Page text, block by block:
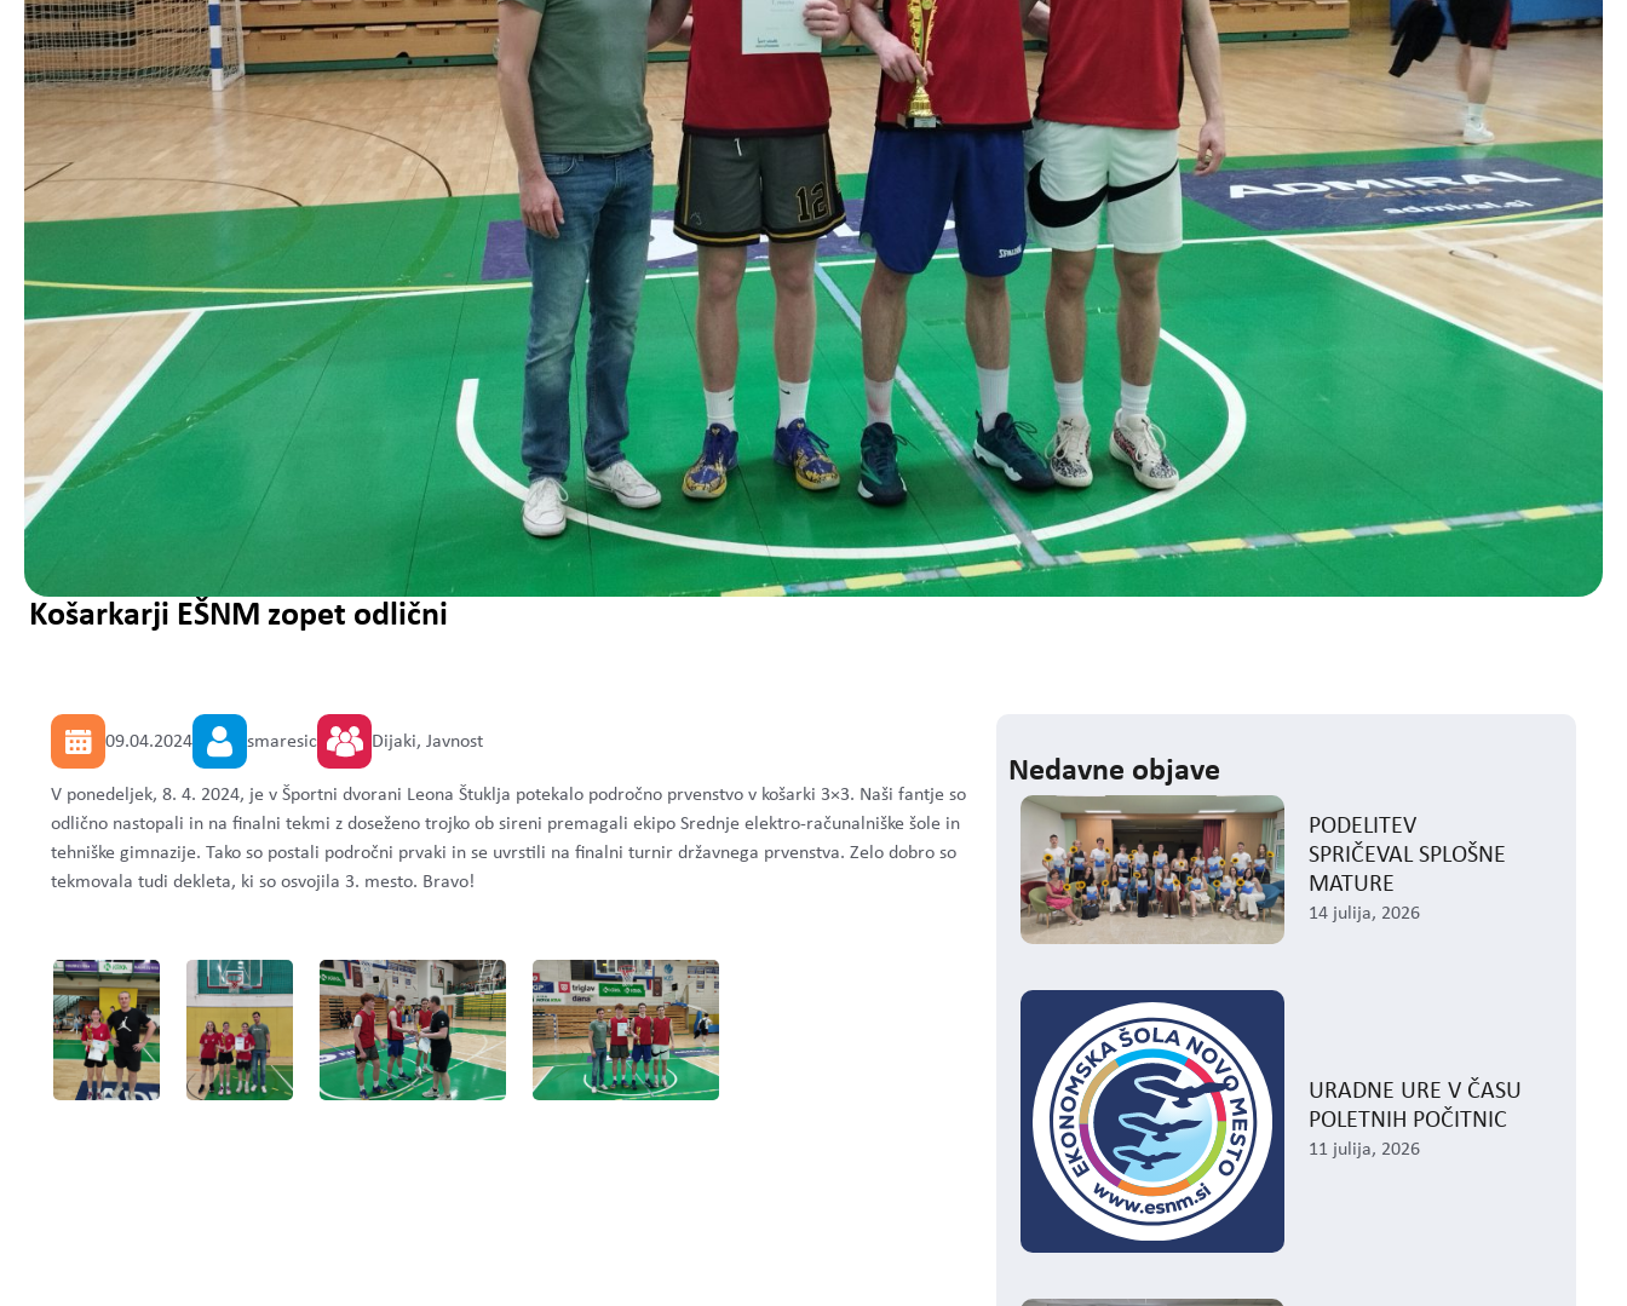
Košarkarji EŠNM zopet odlični
09.04.2024 smaresic Dijaki, Javnost
V ponedeljek, 8. 4. 2024, je v Športni dvorani Leona Štuklja potekalo področno prvenstvo v košarki 3×3. Naši fantje so
odlično nastopali in na finalni tekmi z doseženo trojko ob sireni premagali ekipo Srednje elektro-računalniške šole in
tehniške gimnazije. Tako so postali področni prvaki in se uvrstili na finalni turnir državnega prvenstva. Zelo dobro so
tekmovala tudi dekleta, ki so osvojila 3. mesto. Bravo!
Nedavne objave
PODELITEV
SPRIČEVAL SPLOŠNE
MATURE
14 julija, 2026
URADNE URE V ČASU
POLETNIH POČITNIC
11 julija, 2026